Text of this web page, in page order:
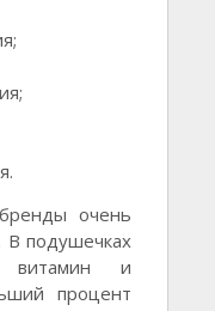
очень
В подушечках
витамин и
процент